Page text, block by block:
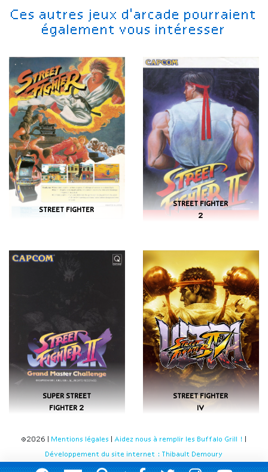
Ces autres jeux d'arcade pourraient
également vous intéresser
STREET FIGHTER
STREET FIGHTER
2
SUPER STREET
FIGHTER 2
STREET FIGHTER
IV
©2026 | Mentions légales Aidez nous à remplir les Buffalo Grill !
Développement du site internet : Thibault Demoury